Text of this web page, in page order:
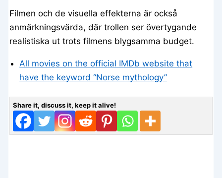
Filmen och de visuella effekterna är också
anmärkningsvärda, där trollen ser övertygande
realistiska ut trots filmens blygsamma budget.
All movies on the official IMDb website that
have the keyword “Norse mythology”
Share it, discuss it, keep it alive!